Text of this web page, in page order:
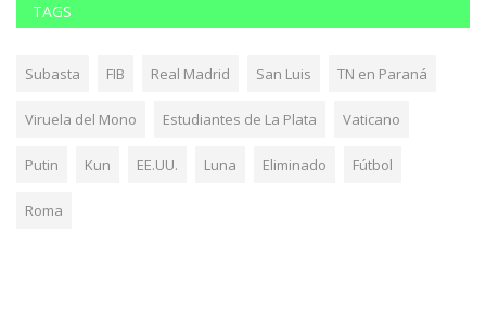
TAGS
Subasta FIB Real Madrid San Luis TN en Paraná
Viruela del Mono Estudiantes de La Plata Vaticano
Putin Kun EE.UU. Luna Eliminado Fútbol
Roma